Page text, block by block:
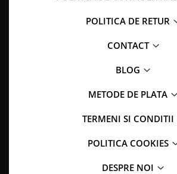
POLITICA DE RETUR
CONTACT
BLOG
METODE DE PLATA
TERMENI SI CONDITII
POLITICA COOKIES
DESPRE NOI